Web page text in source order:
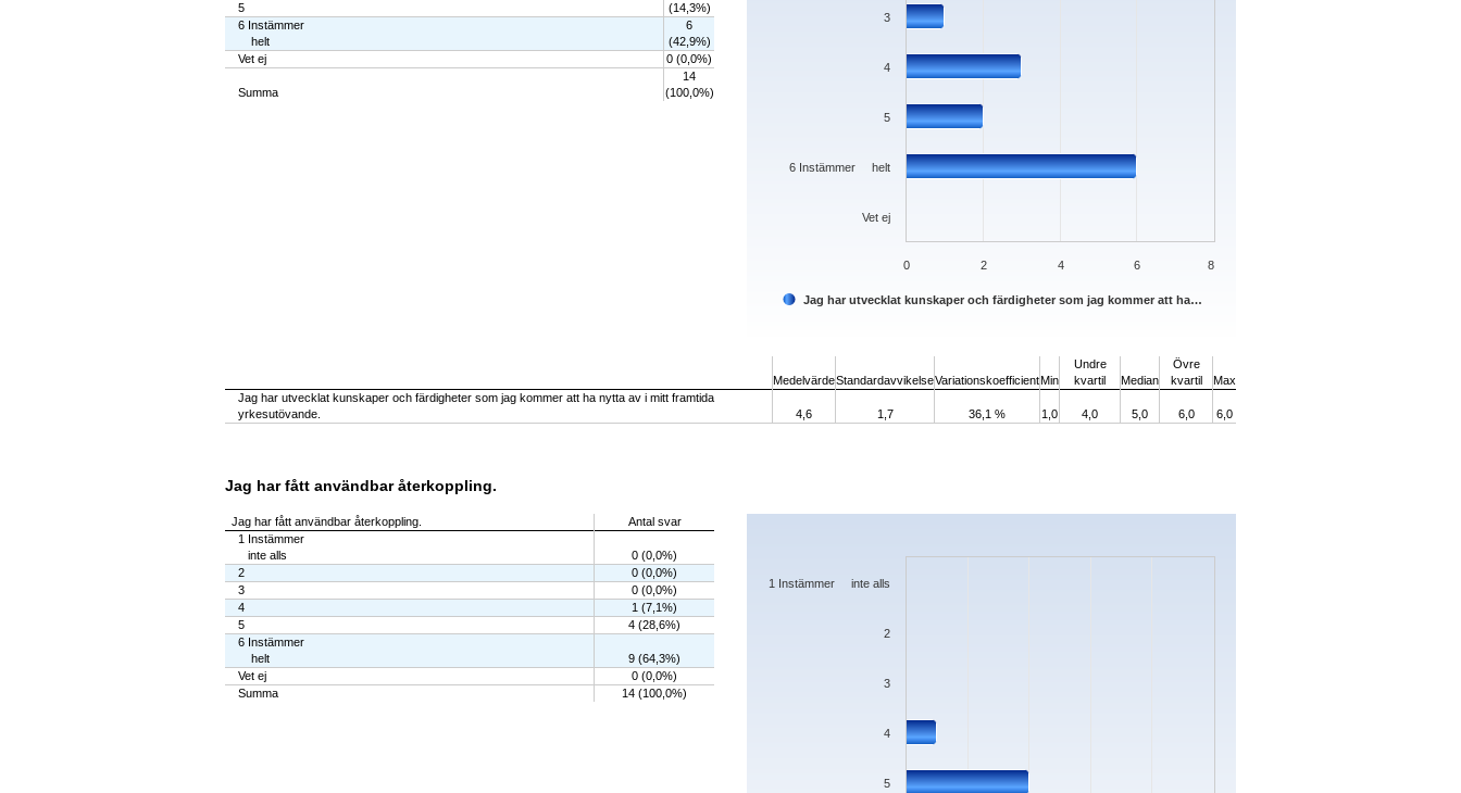
5
(14,3%)
6 Instämmer
helt
6
(42,9%)
Vet ej
0 (0,0%)
Summa
14
(100,0%)
Jag har utvecklat kunskaper och färdigheter som jag kommer att ha…
Vet ej
6 Instämmer helt
5
4
3
0 2 4 6 8
MedelvärdeStandardavvikelseVariationskoefficientMin
Undre
kvartil
Median
Övre
kvartil
Max
Jag har utvecklat kunskaper och färdigheter som jag kommer att ha nytta av i mitt framtida
yrkesutövande.
4,6 1,7 36,1 % 1,0 4,0 5,0 6,0 6,0
Jag har fått användbar återkoppling.
Jag har fått användbar återkoppling.
Antal svar
1 Instämmer
inte alls
0 (0,0%)
2
0 (0,0%)
3
0 (0,0%)
4
1 (7,1%)
5
4 (28,6%)
6 Instämmer
helt
9 (64,3%)
Vet ej
0 (0,0%)
Summa
14 (100,0%)
Chart
The chart has 1 X axis displaying categories.
5
4
3
2
1 Instämmer inte alls